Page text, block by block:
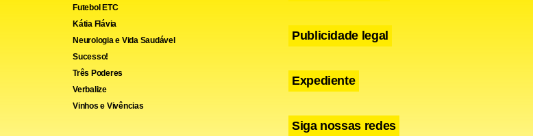
Futebol ETC
Kátia Flávia
Neurologia e Vida Saudável
Sucesso!
Três Poderes
Verbalize
Vinhos e Vivências
Publicidade legal
Expediente
Siga nossas redes